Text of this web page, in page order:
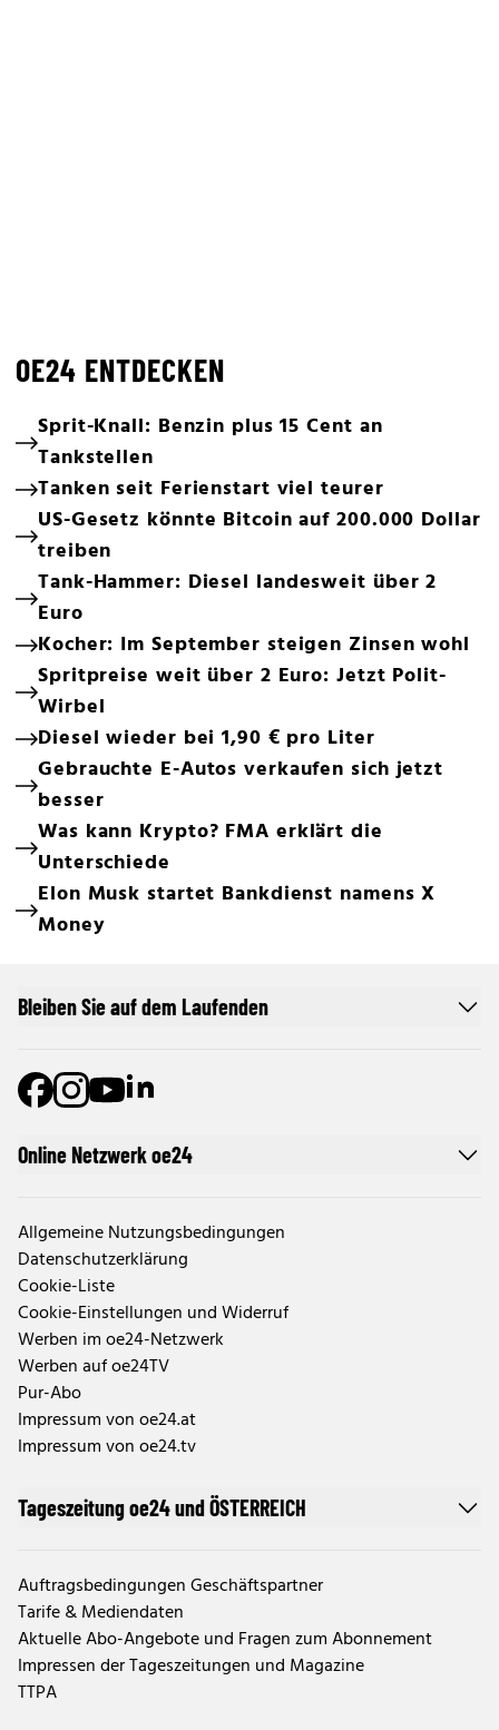
OE24 ENTDECKEN
Sprit-Knall: Benzin plus 15 Cent an
Tankstellen
Tanken seit Ferienstart viel teurer
US-Gesetz könnte Bitcoin auf 200.000 Dollar
treiben
Tank-Hammer: Diesel landesweit über 2
Euro
Kocher: Im September steigen Zinsen wohl
Spritpreise weit über 2 Euro: Jetzt Polit-
Wirbel
Diesel wieder bei 1,90 € pro Liter
Gebrauchte E-Autos verkaufen sich jetzt
besser
Was kann Krypto? FMA erklärt die
Unterschiede
Elon Musk startet Bankdienst namens X
Money
Online Netzwerk oe24
Allgemeine Nutzungsbedingungen
Datenschutzerklärung
Cookie-Liste
Cookie-Einstellungen und Widerruf
Werben im oe24-Netzwerk
Werben auf oe24TV
Pur-Abo
Impressum von oe24.at
Impressum von oe24.tv
Tageszeitung oe24 und ÖSTERREICH
Auftragsbedingungen Geschäftspartner
Tarife & Mediendaten
Aktuelle Abo-Angebote und Fragen zum Abonnement
Impressen der Tageszeitungen und Magazine
TTPA
Bleiben Sie auf dem Laufenden